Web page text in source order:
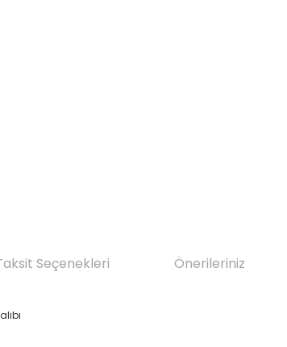
Seçenekleri Önerileriniz